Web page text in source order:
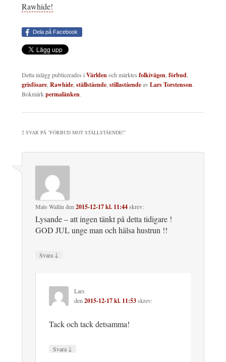
Rawhide!
Dela på Facebook
Detta inlägg publicerades i Världenoch märktes folkivägen förbud
grisfösare Rawhide ställstående stillaståendeavLars Torstenson.
Bokmärkpermalänken.
2 SVAR PÅ ”FÖRBUD MOT STÄLLSTÅENDE!”
Mats Wallin den 2015-12-17 kl. 11:44skrev:
Lysande – att ingen tänkt på detta tidigare !
GOD JUL unge man och hälsa hustrun !!
Svara ↓
Lars
den 2015-12-17 kl. 11:53skrev:
Tack och tack detsamma!
Svara ↓